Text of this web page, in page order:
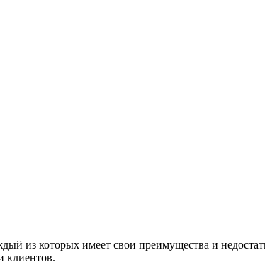
из которых имеет свои преимущества и
клиентов.